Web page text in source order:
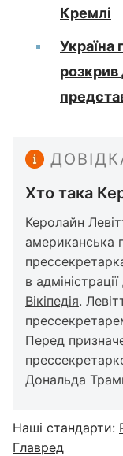
Кремлі
розкрив
Хто така
Керолайн
американська
в
Вікіпедія.
Перед
Дональда
Наші стандарти:
Главред